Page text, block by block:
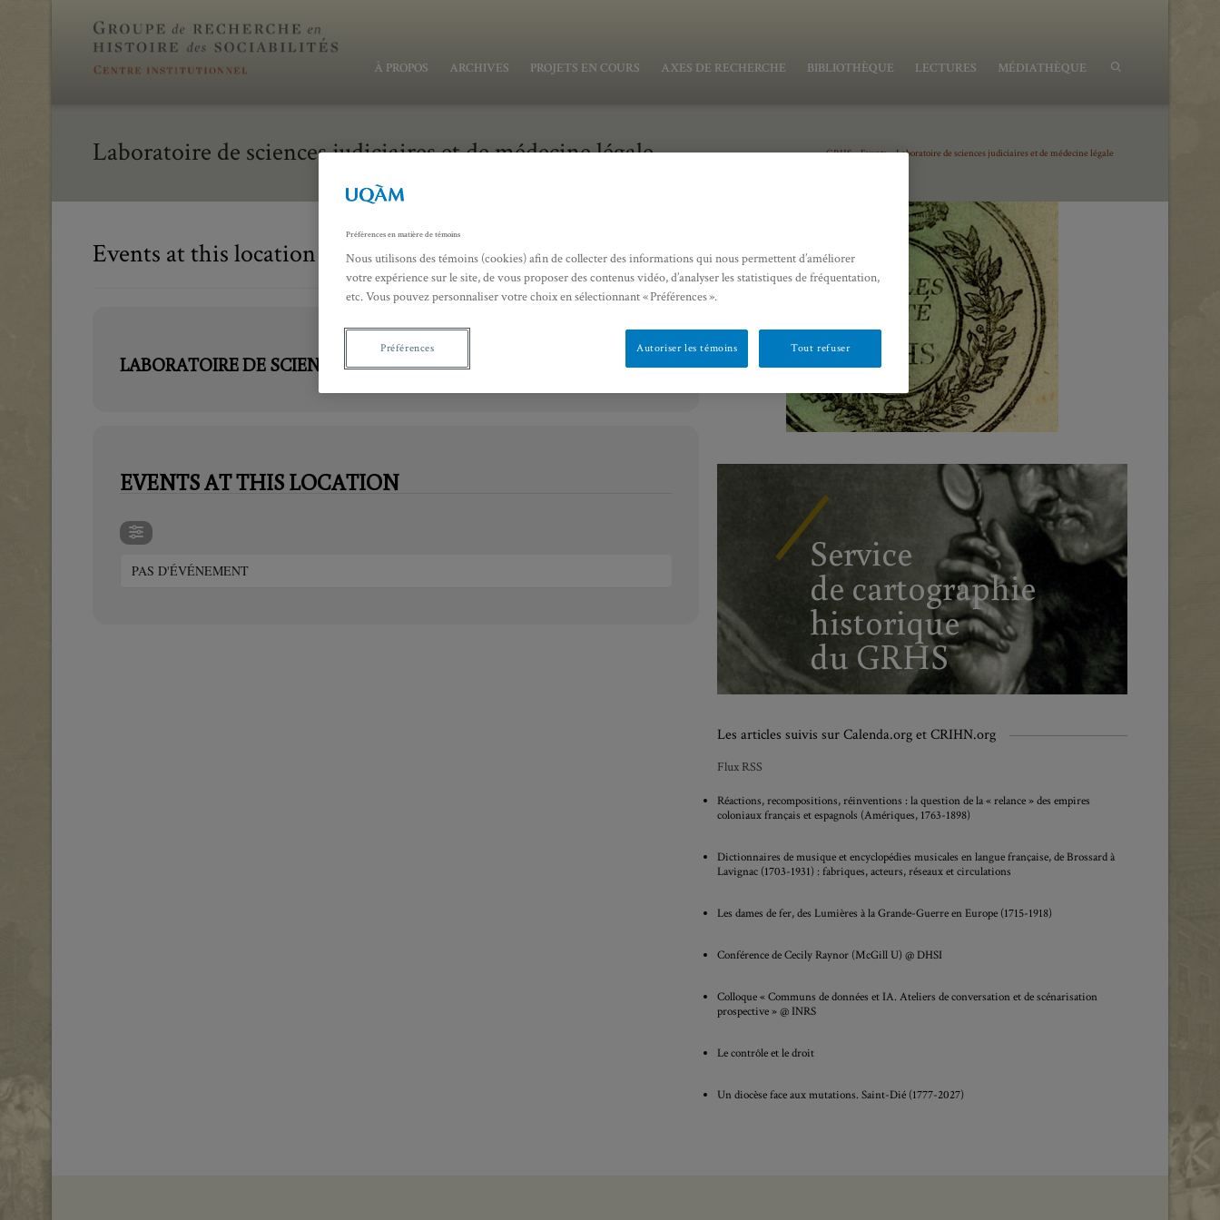
À PROPOS ARCHIVES PROJETS EN COURS AXES DE RECHERCHE BIBLIOTHÈQUE LECTURES MÉDIATHÈQUE
Laboratoire de sciences judiciaires et de médecine légale GRHS>Events>Laboratoire de sciences judiciaires et de médecine légale
Events at this location
LABORATOIRE DE SCIENCES JUDICIAIRES ET DE MÉDECINE LÉGALE
EVENTS AT THIS LOCATION
PAS D'ÉVÉNEMENT Service
de cartographie
historique
du GRHS
/
Les articles suivis sur Calenda.org et CRIHN.org
Flux RSS
Réactions, recompositions, réinventions : la question de la « relance » des empires
coloniaux français et espagnols (Amériques, 1763-1898)
Dictionnaires de musique et encyclopédies musicales en langue française, de Brossard à
Lavignac (1703-1931) : fabriques, acteurs, réseaux et circulations
Les dames de fer, des Lumières à la Grande-Guerre en Europe (1715-1918)
Conférence de Cecily Raynor (McGill U) @ DHSI
Colloque « Communs de données et IA. Ateliers de conversation et de scénarisation
prospective » @ INRS
Le contrôle et le droit
Un diocèse face aux mutations. Saint-Dié (1777-2027)
Préférences en matière de témoins
Nous utilisons des témoins (cookies) afin de collecter des informations qui nous permettent d’améliorer
votre expérience sur le site, de vous proposer des contenus vidéo, d’analyser les statistiques de fréquentation,
etc. Vous pouvez personnaliser votre choix en sélectionnant « Préférences ».
Tout refuser
Autoriser les témoins
Préférences